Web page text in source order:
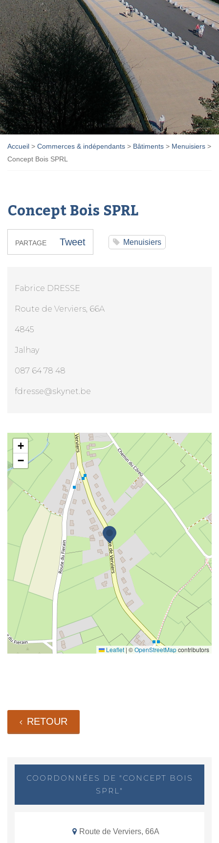
Accueil > Commerces & indépendants > Bâtiments > Menuisiers >
Concept Bois SPRL
Concept Bois SPRL
PARTAGE Tweet Menuisiers
Fabrice DRESSE
Route de Verviers, 66A
4845
Jalhay
087 64 78 48
fdresse@skynet.be
Concept Bois SPRL
+
−
Leaflet | ©OpenStreetMapcontributors
RETOUR
COORDONNÉES DE "CONCEPT BOIS
SPRL"
Route de Verviers, 66A